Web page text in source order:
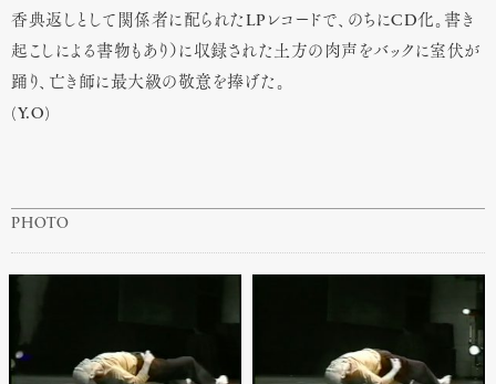
香典返しとして関係者に配られたLPレコードで、のちにCD化。書き
起こしによる書物もあり）に収録された土方の肉声をバックに室伏が
踊り、亡き師に最大級の敬意を捧げた。
(Y.O)
PHOTO